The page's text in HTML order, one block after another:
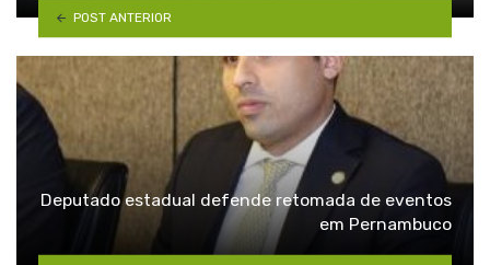
POST ANTERIOR
Deputado estadual defende retomada de eventos
em Pernambuco